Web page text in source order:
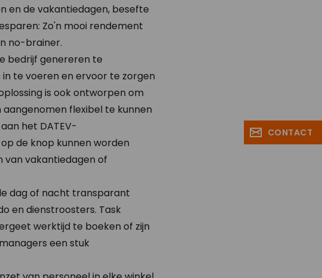
en de vakantiedagen, besefte
Zo'n mooi rendement
no-brainer.
bedrijf genereren te
te voeren en ervoor te zorgen
is ook ontworpen om
flexibel te kunnen
het DATEV-
de knop kunnen worden
van vakantiedagen of
dag of nacht transparant
en dienstroosters. Task
werktijd te boeken of zijn
een stuk
CONTACT